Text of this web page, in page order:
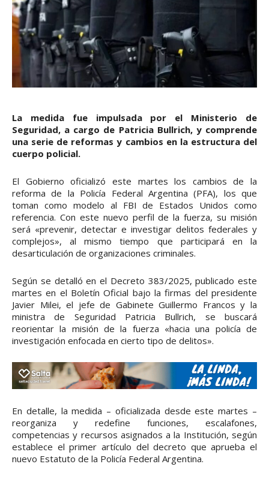
La medida fue impulsada por el Ministerio de
Seguridad, a cargo de Patricia Bullrich, y comprende
una serie de reformas y cambios en la estructura del
cuerpo policial.
El Gobierno oficializó este martes los cambios de la
reforma de la Policía Federal Argentina (PFA), los que
toman como modelo al FBI de Estados Unidos como
referencia. Con este nuevo perfil de la fuerza, su misión
será «prevenir, detectar e investigar delitos federales y
complejos», al mismo tiempo que participará en la
desarticulación de organizaciones criminales.
Según se detalló en el Decreto 383/2025, publicado este
martes en el Boletín Oficial bajo la firmas del presidente
Javier Milei, el jefe de Gabinete Guillermo Francos y la
ministra de Seguridad Patricia Bullrich, se buscará
reorientar la misión de la fuerza «hacia una policía de
investigación enfocada en cierto tipo de delitos».
En detalle, la medida – oficializada desde este martes –
reorganiza y redefine funciones, escalafones,
competencias y recursos asignados a la Institución, según
establece el primer artículo del decreto que aprueba el
nuevo Estatuto de la Policía Federal Argentina.